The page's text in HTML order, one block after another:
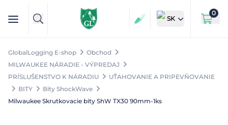
SK
0
GlobalLogging E-shop
Obchod
MILWAUKEE NÁRADIE - VÝPREDAJ
PRÍSLUŠENSTVO K NÁRADIU
UŤAHOVANIE A PRIPEVŇOVANIE
BITY
Bity ShockWave
Milwaukee Skrutkovacie bity ShW TX30 90mm-1ks